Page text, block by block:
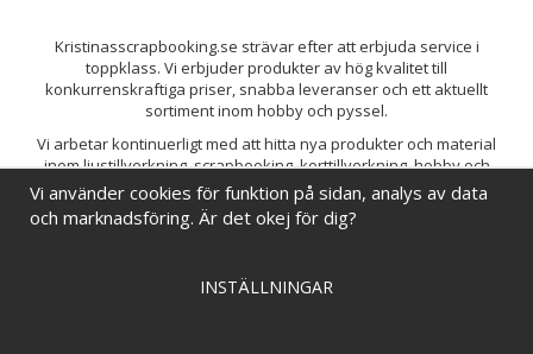
Kristinasscrapbooking.se strävar efter att erbjuda service i
toppklass. Vi erbjuder produkter av hög kvalitet till
konkurrenskraftiga priser, snabba leveranser och ett aktuellt
sortiment inom hobby och pyssel.
Vi arbetar kontinuerligt med att hitta nya produkter och material
inom ljustillverkning, scrapbooking, korttillverkning, hobby och
pyssel. Målet är att bredda sortimentet och löpande förbättra och
utveckla vårt utbud, så att du alltid kan hitta det du behöver hos oss.
Vi använder cookies för funktion på sidan, analys av data
och marknadsföring. Är det okej för dig?
INSTÄLLNINGAR